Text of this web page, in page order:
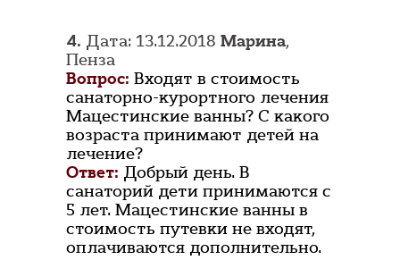
4. Дата: 13.12.2018 Марина,
Пенза
Вопрос: Входят в стоимость
санаторно-курортного лечения
Мацестинские ванны? С какого
возраста принимают детей на
лечение?
Ответ: Добрый день. В
санаторий дети принимаются с
5 лет. Мацестинские ванны в
стоимость путевки не входят,
оплачиваются дополнительно.